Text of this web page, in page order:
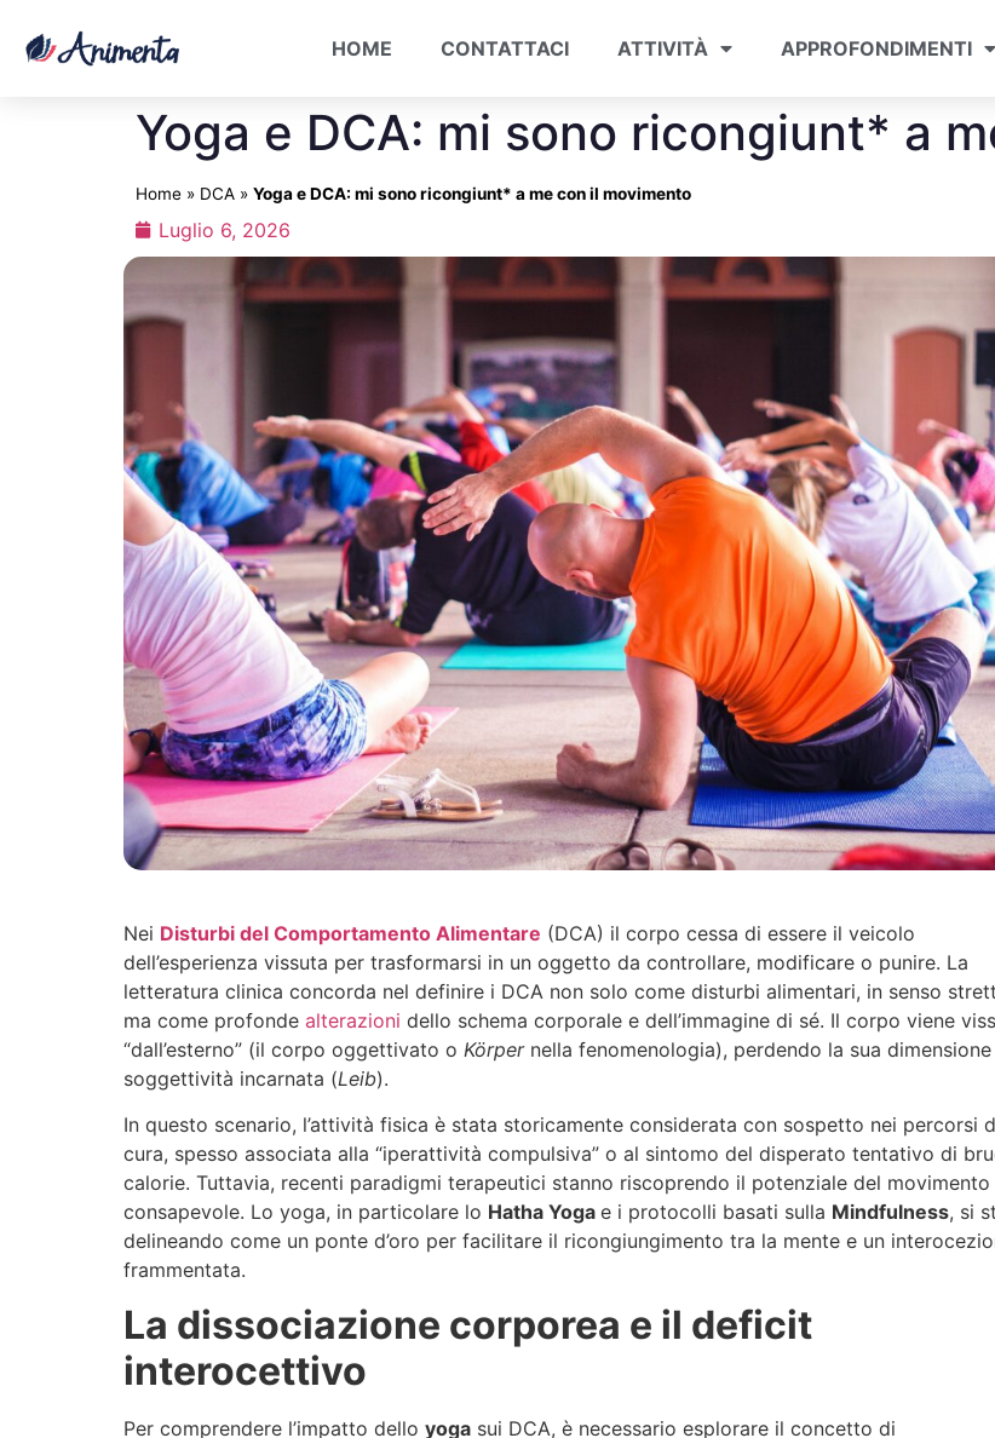
HOME CONTATTACI ATTIVITÀ APPROFONDIMENTI
Yoga e DCA: mi sono ricongiunt* a
Home » DCA » Yoga e DCA: mi sono ricongiunt* a me con il movimento
Luglio 6, 2026
Nei Disturbi del Comportamento Alimentare (DCA) il corpo cessa di essere il veicolo
dell’esperienza vissuta per trasformarsi in un oggetto da controllare, modificare o punire. La
letteratura clinica concorda nel definire i DCA non solo come disturbi alimentari, in senso
ma come profonde alterazioni dello schema corporale e dell’immagine di sé. Il corpo viene
“dall’esterno” (il corpo oggettivato o Körpernella fenomenologia), perdendo la sua
soggettività incarnata (Leib).
In questo scenario, l’attività fisica è stata storicamente considerata con sospetto nei percorsi
cura, spesso associata alla “iperattività compulsiva” o al sintomo del disperato tentativo di
calorie. Tuttavia, recenti paradigmi terapeutici stanno riscoprendo il potenziale del movimento
consapevole. Lo yoga, in particolare lo Hatha Yoga e i protocolli basati sulla Mindfulness, si
delineando come un ponte d’oro per facilitare il ricongiungimento tra la mente e un
frammentata.
La dissociazione corporea e il deficit
interocettivo
Per comprendere l’impatto dello yoga sui DCA, è necessario esplorare il concetto di